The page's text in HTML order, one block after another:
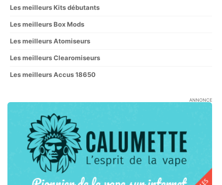
Les meilleurs Kits débutants
Les meilleurs Box Mods
Les meilleurs Atomiseurs
Les meilleurs Clearomiseurs
Les meilleurs Accus 18650
ANNONCE